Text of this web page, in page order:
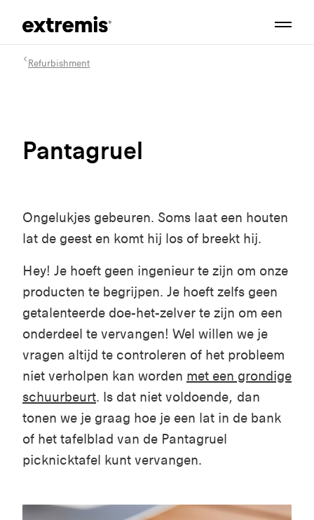
Refurbishment
Pantagruel
Ongelukjes gebeuren. Soms laat een houten
lat de geest en komt hij los of breekt hij.
Hey! Je hoeft geen ingenieur te zijn om onze
producten te begrijpen. Je hoeft zelfs geen
getalenteerde doe-het-zelver te zijn om een
onderdeel te vervangen! Wel willen we je
vragen altijd te controleren of het probleem
niet verholpen kan worden met een grondige
schuurbeurt. Is dat niet voldoende, dan
tonen we je graag hoe je een lat in de bank
of het tafelblad van de Pantagruel
picknicktafel kunt vervangen.